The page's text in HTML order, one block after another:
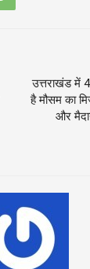
उत्तराखंड में
है मौसम का
और